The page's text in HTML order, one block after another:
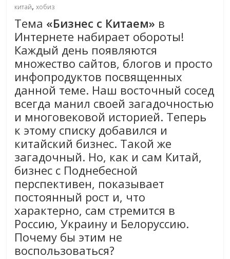
китай,хобиз
Тема «Бизнес с Китаем» в
Интернете набирает обороты!
Каждый день появляются
множество сайтов, блогов и просто
инфопродуктов посвященных
данной теме. Наш восточный сосед
всегда манил своей загадочностью
и многовековой историей. Теперь
к этому списку добавился и
китайский бизнес. Такой же
загадочный. Но, как и сам Китай,
бизнес с Поднебесной
перспективен, показывает
постоянный рост и, что
характерно, сам стремится в
Россию, Украину и Белоруссию.
Почему бы этим не
воспользоваться?